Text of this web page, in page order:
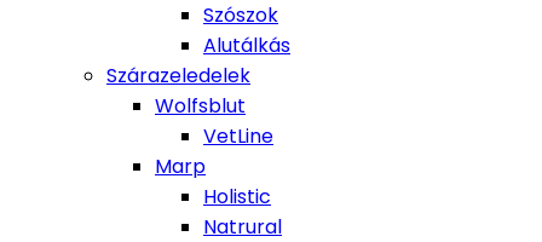
Szószok
Alutálkás
Szárazeledelek
Wolfsblut
VetLine
Marp
Holistic
Natrural